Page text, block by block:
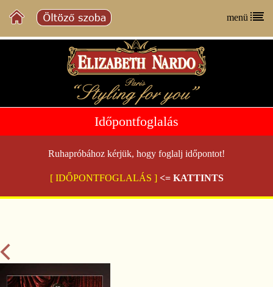
menü
Időpontfoglalás
Ruhapróbához kérjük, hogy foglalj időpontot!
[ IDŐPONTFOGLALÁS ] <= KATTINTS